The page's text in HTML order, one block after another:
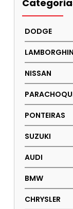
DODGE
NISSAN
PONTEIRAS
SUZUKI
AUDI
BMW
CHRYSLER